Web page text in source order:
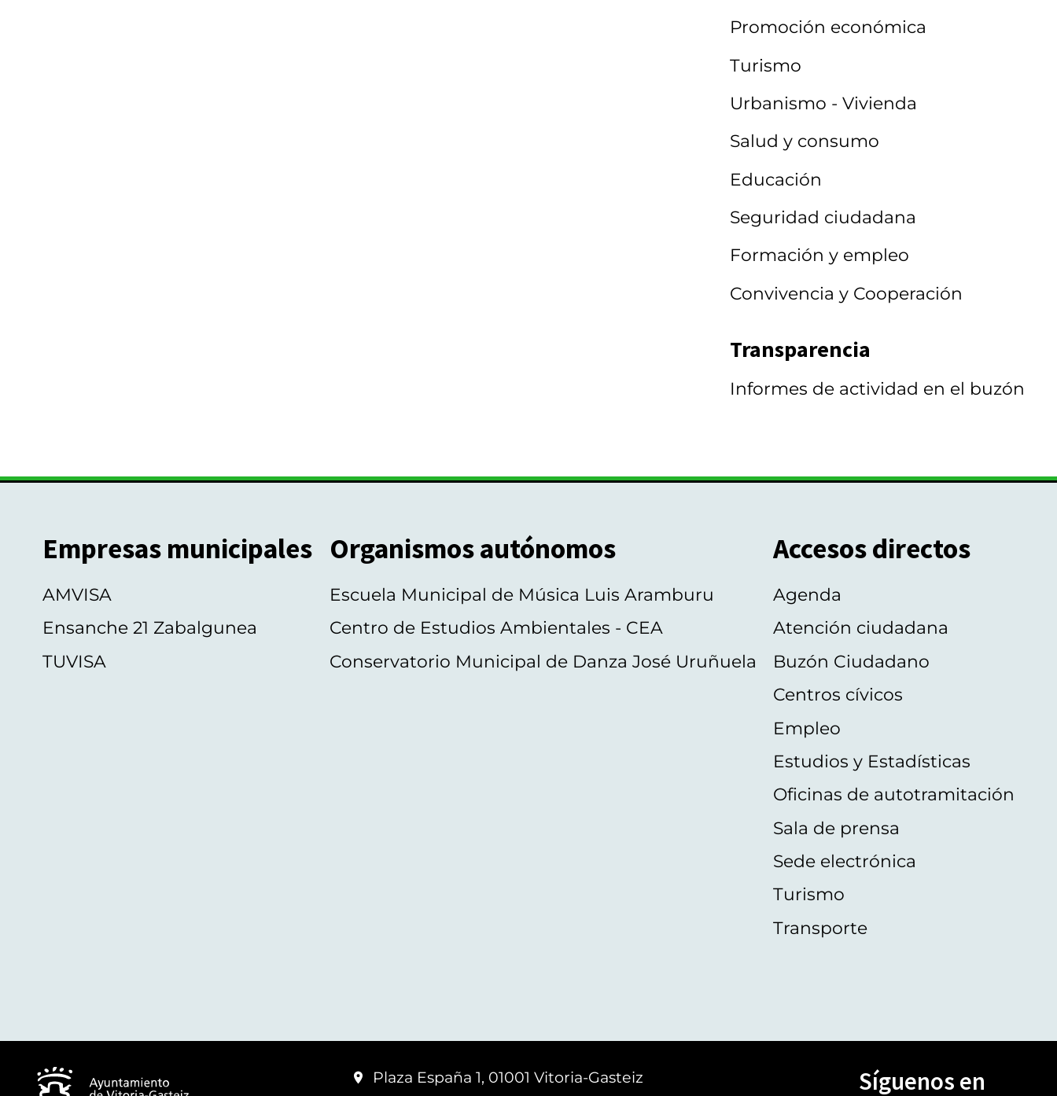
Promoción económica
Turismo
Urbanismo - Vivienda
Salud y consumo
Educación
Seguridad ciudadana
Formación y empleo
Convivencia y Cooperación
Transparencia
Informes de actividad en el buzón
Empresas municipales
AMVISA
Ensanche 21 Zabalgunea
TUVISA
Organismos autónomos
Escuela Municipal de Música Luis Aramburu
Centro de Estudios Ambientales - CEA
Conservatorio Municipal de Danza José Uruñuela
Accesos directos
Agenda
Atención ciudadana
Buzón Ciudadano
Centros cívicos
Empleo
Estudios y Estadísticas
Oficinas de autotramitación
Sala de prensa
Sede electrónica
Turismo
Transporte
Plaza España 1, 01001 Vitoria-Gasteiz Síguenos en